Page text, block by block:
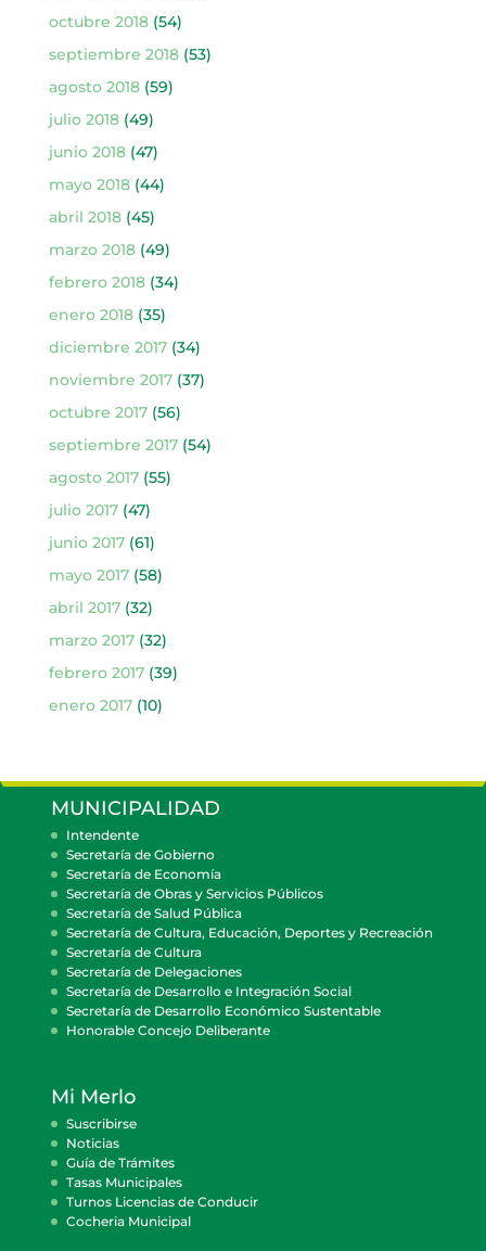
octubre 2018(54)
septiembre 2018(53)
agosto 2018(59)
julio 2018(49)
junio 2018(47)
mayo 2018(44)
abril 2018(45)
marzo 2018(49)
febrero 2018(34)
enero 2018(35)
diciembre 2017(34)
noviembre 2017(37)
octubre 2017(56)
septiembre 2017(54)
agosto 2017(55)
julio 2017(47)
junio 2017(61)
mayo 2017(58)
abril 2017(32)
marzo 2017(32)
febrero 2017(39)
enero 2017(10)
MUNICIPALIDAD
Intendente
Secretaría de Gobierno
Secretaría de Economía
Secretaría de Obras y Servicios Públicos
Secretaría de Salud Pública
Secretaría de Cultura, Educación, Deportes y Recreación
Secretaría de Cultura
Secretaría de Delegaciones
Secretaría de Desarrollo e Integración Social
Secretaría de Desarrollo Económico Sustentable
Honorable Concejo Deliberante
Mi Merlo
Suscribirse
Noticias
Guía de Trámites
Tasas Municipales
Turnos Licencias de Conducir
Cocheria Municipal